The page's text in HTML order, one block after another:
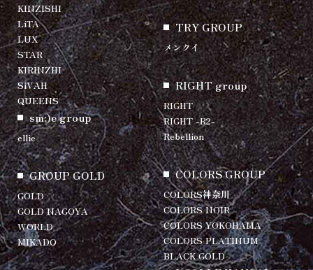
KINZISHI
LiTA
LUX
STAR
KIRINZHI
SiVAH
QUEENS
sm:)e group
ellie
GROUP GOLD
GOLD
GOLD NAGOYA
WORLD
MIKADO
TRY GROUP
メンクイ
RIGHT group
RIGHT
RIGHT -R2-
Rebellion
COLORS GROUP
COLORS神奈川
COLORS NOIR
COLORS YOKOHAMA
COLORS PLATINUM
BLACK GOLD